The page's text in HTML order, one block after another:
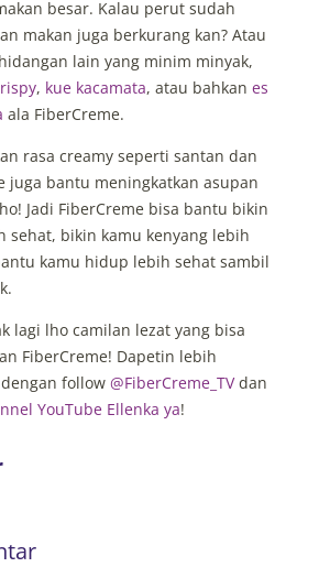
besar. Kalau perut sudah
makan juga berkurang kan? Atau
lain yang minim minyak,
, kue kacamata, atau bahkan es
ala FiberCreme.
rasa creamy seperti santan dan
juga bantu meningkatkan asupan
Jadi FiberCreme bisa bantu bikin
sehat, bikin kamu kenyang lebih
kamu hidup lebih sehat sambil
lagi lho camilan lezat yang bisa
FiberCreme! Dapetin lebih
follow @FiberCreme_TVdan
YouTube Ellenka ya!